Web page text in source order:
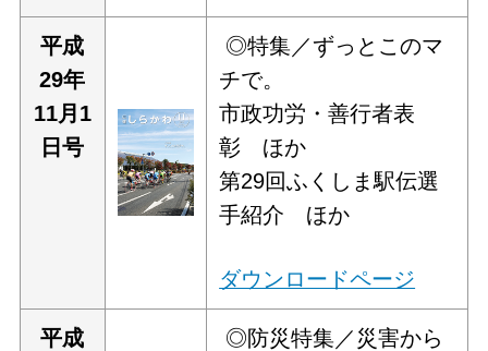
平成
29年
11月1
日号
◎特集／ずっとこのマ
チで。
市政功労・善行者表
彰 ほか
第29回ふくしま駅伝選
手紹介 ほか
ダウンロードページ
平成
◎防災特集／災害から